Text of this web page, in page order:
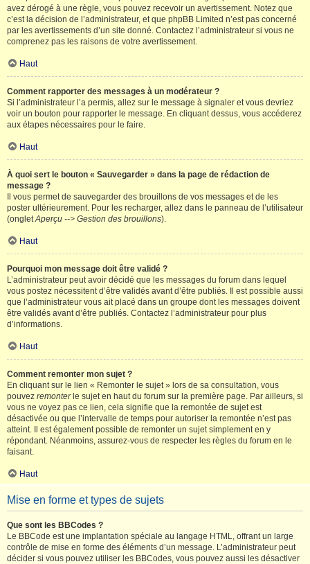
avez dérogé à une règle, vous pouvez recevoir un avertissement. Notez que
c’est la décision de l’administrateur, et que phpBB Limited n’est pas concerné
par les avertissements d’un site donné. Contactez l’administrateur si vous ne
comprenez pas les raisons de votre avertissement.
Haut
Comment rapporter des messages à un modérateur ?
Si l’administrateur l’a permis, allez sur le message à signaler et vous devriez
voir un bouton pour rapporter le message. En cliquant dessus, vous accéderez
aux étapes nécessaires pour le faire.
Haut
À quoi sert le bouton « Sauvegarder » dans la page de rédaction de
message ?
Il vous permet de sauvegarder des brouillons de vos messages et de les
poster ultérieurement. Pour les recharger, allez dans le panneau de l’utilisateur
(ongletAperçu --> Gestion des brouillons).
Haut
Pourquoi mon message doit être validé ?
L’administrateur peut avoir décidé que les messages du forum dans lequel
vous postez nécessitent d’être validés avant d’être publiés. Il est possible aussi
que l’administrateur vous ait placé dans un groupe dont les messages doivent
être validés avant d’être publiés. Contactez l’administrateur pour plus
d’informations.
Haut
Comment remonter mon sujet ?
En cliquant sur le lien « Remonter le sujet » lors de sa consultation, vous
pouvez remonterle sujet en haut du forum sur la première page. Par ailleurs, si
vous ne voyez pas ce lien, cela signifie que la remontée de sujet est
désactivée ou que l’intervalle de temps pour autoriser la remontée n’est pas
atteint. Il est également possible de remonter un sujet simplement en y
répondant. Néanmoins, assurez-vous de respecter les règles du forum en le
faisant.
Haut
Mise en forme et types de sujets
Que sont les BBCodes ?
Le BBCode est une implantation spéciale au langage HTML, offrant un large
contrôle de mise en forme des éléments d’un message. L’administrateur peut
décider si vous pouvez utiliser les BBCodes, vous pouvez aussi les désactiver